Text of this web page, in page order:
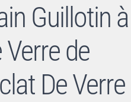
Guillotin à
Verre de
De Verre